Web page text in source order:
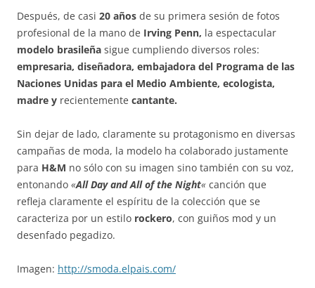
Después, de casi 20 años de su primera sesión de fotos
profesional de la mano de Irving Penn, la espectacular
modelo brasileña sigue cumpliendo diversos roles:
empresaria, diseñadora, embajadora del Programa de las
Naciones Unidas para el Medio Ambiente, ecologista,
madre y recientemente cantante.
Sin dejar de lado, claramente su protagonismo en diversas
campañas de moda, la modelo ha colaborado justamente
para H&M no sólo con su imagen sino también con su voz,
entonando «All Day and All of the Night« canción que
refleja claramente el espíritu de la colección que se
caracteriza por un estilo rockero, con guiños mod y un
desenfado pegadizo.
Imagen: http://smoda.elpais.com/